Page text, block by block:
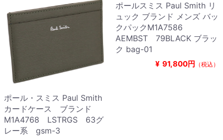
ポール・スミス Paul Smith
カードケース ブランド
M1A4768 LSTRGS 63グ
レー系 gsm-3
ポールスミス Paul Smith リ
ュック ブランド メンズ バッ
クパックM1A7586
AEMBST 79BLACK ブラッ
ク bag-01
¥ 91,800円 （税込）